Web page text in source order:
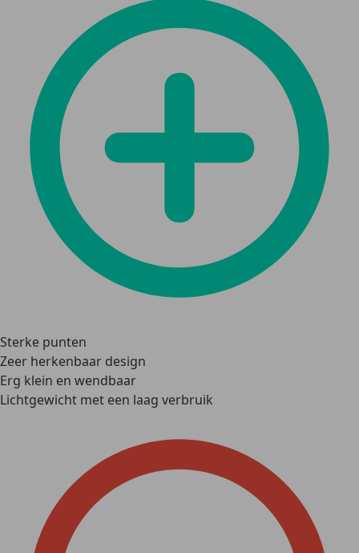
Sterke punten
Zeer herkenbaar design
Erg klein en wendbaar
Lichtgewicht met een laag verbruik